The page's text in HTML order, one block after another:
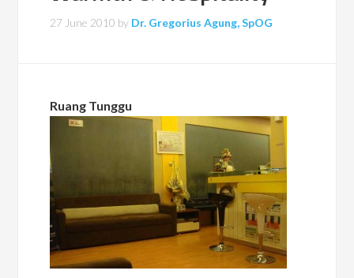
27 June 2010 by Dr. Gregorius Agung, SpOG
Ruang Tunggu